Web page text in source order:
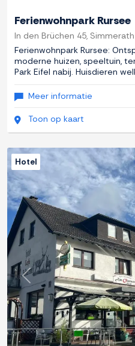
Ferienwohnpark Rursee
In den Brüchen 45, Simmerath
Ferienwohnpark Rursee:
moderne huizen, speeltuin,
Park Eifel nabij. Huisdieren
Meer informatie
Toon op kaart
Previous
Hotel